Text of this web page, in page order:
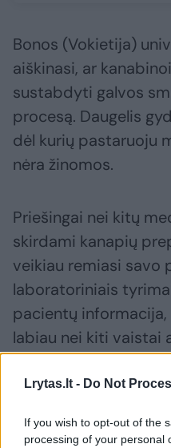
Lrytas.lt - Do Not
If you wish to opt-out of the
processing of your personal
Bonos (Vokietija)
aiškinasi, ar
sustabdyti galvos
procesą. Daugelis
dėl kurių pastaruoju
nėra žinomos.
Priešingai nei kitų
skirdami kanapių
veikiau remiasi savo
laboratoriniais
pacientų
labiau nei kiti vaistai
Pavyzdžiui,
du iš kanapių
Vienas –